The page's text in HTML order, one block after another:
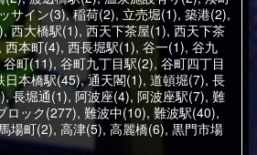
サイン(3),稲荷(2), 立売堀(1), 築港(2),
,西大橋駅(1), 西天下茶屋(1), 西天下茶
, 西本町(4), 西長堀駅(1), 谷一(1), 谷九
谷町(11), 谷町九丁目駅(2), 谷町四丁目
日本橋駅(45),通天閣(1), 道頓堀(7), 長
,長堀通(1), 阿波座(4), 阿波座駅(7), 難
ロック(277), 難波中(10), 難波駅(40),
場町(2), 高津(5), 高麗橋(6), 黒門市場